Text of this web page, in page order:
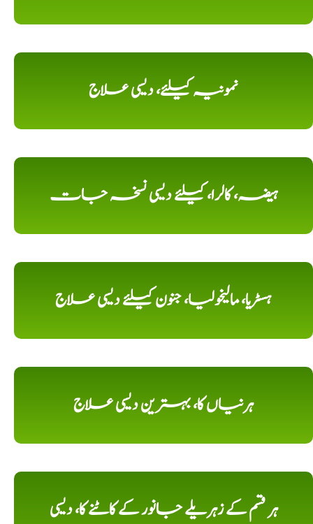
نمونیہ کیلئے، دیسی علاج
ہیضہ، کالرا، کیلئے دیسی نسخہ جات
ہسٹریا، مالیخولیا، جنون کیلئے دیسی علاج
ہرنیاں کا، بہترین دیسی علاج
ہر قسم کے زہریلے جانور کے کاٹنے کا، دیسی